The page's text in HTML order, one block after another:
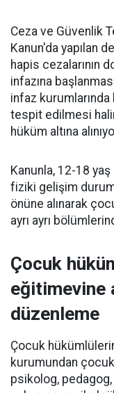
Ceza ve Güvenlik
Kanun'da yapılan
hapis cezalarının
infazına
infaz
tespit edilmesi
hüküm altına
Kanunla, 12-18
fiziki gelişim
önüne alınarak
ayrı ayrı
Çocuk
eğitimevine
düzenleme
Çocuk
kurumundan
psikolog,